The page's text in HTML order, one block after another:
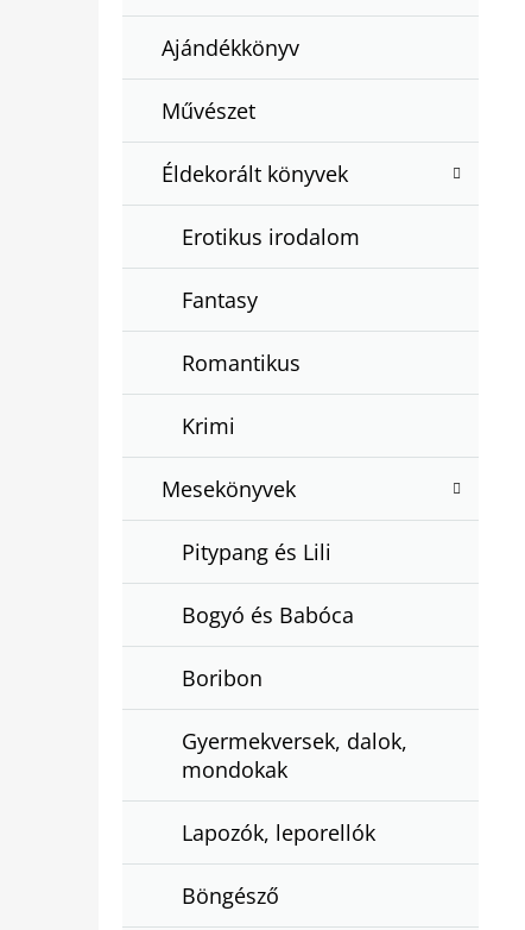
Ajándékkönyv
Művészet
Éldekorált könyvek
Erotikus irodalom
Fantasy
Romantikus
Krimi
Mesekönyvek
Pitypang és Lili
Bogyó és Babóca
Boribon
Gyermekversek, dalok,
mondokak
Lapozók, leporellók
Böngésző